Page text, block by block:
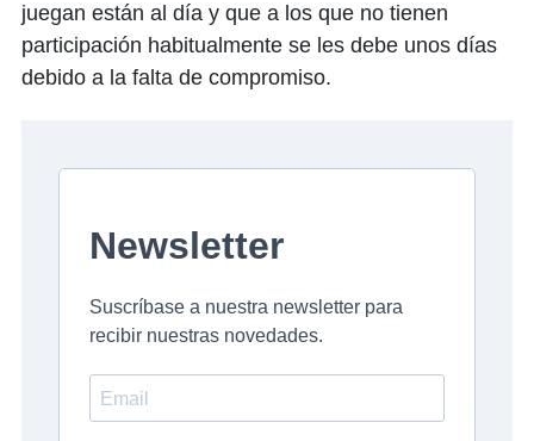
juegan están al día y que a los que no tienen
participación habitualmente se les debe unos días
debido a la falta de compromiso.